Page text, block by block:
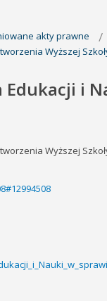
akty prawne
Wyższej
i
Wyższej